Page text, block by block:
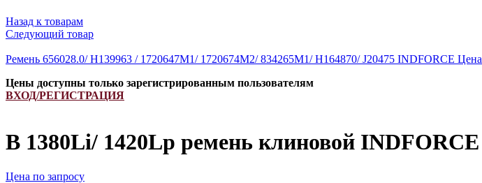
Назад к товарам
Следующий товар
Ремень 656028.0/ H139963 / 1720647M1/ 1720674M2/ 834265M1/ H164870/ J20475 INDFORCE
Цены доступны только зарегистрированным пользователям
ВХОД/РЕГИСТРАЦИЯ
B 1380Li/ 1420Lp ремень клиновой
Цена по запросу